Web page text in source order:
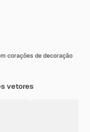
corações de decoração
vetores